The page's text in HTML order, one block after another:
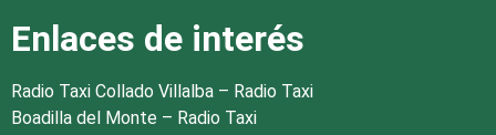
Enlaces de interés
Radio Taxi Collado Villalba – Radio Taxi
Boadilla del Monte – Radio Taxi